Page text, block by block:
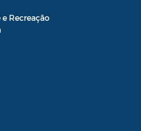
de Infração de
Trânsito
Recreação